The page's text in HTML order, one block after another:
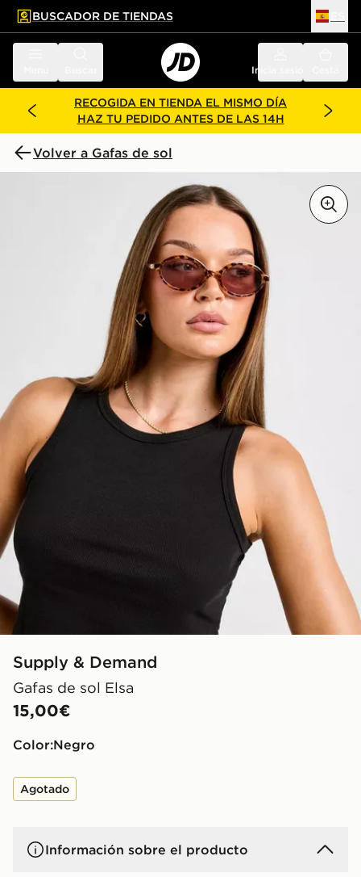
principal
pie de página
BUSCADOR DE TIENDAS
Inicia sesión
RECOGIDA EN TIENDA EL MISMO DÍA
HAZ TU PEDIDO ANTES DE LAS 14H
Volver a Gafas de sol
Supply & Demand
Gafas de sol Elsa
15,00€
Color: negro
Agotado
Información sobre el producto